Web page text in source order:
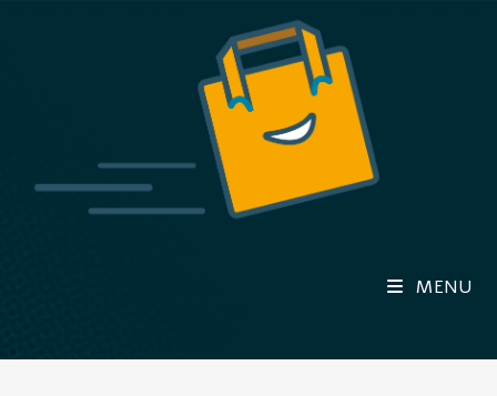
MENU